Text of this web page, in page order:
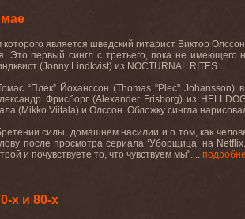
является шведский гитарист Виктор
Это первый сингл с третьего, пока не
(Jonny Lindkvist) из NOCTURNAL RITES.
“Плек” Йоханссон (Thomas "Plec"
Фрисборг (Alexander Frisborg) из
(Mikko Viitala) и Олссон. Обложку сингла
силы, домашнем насилии и о том, как
после просмотра сериала ‘Уборщица’ на
и почувствуете то, что чувствуем мы"....
х и 80-х